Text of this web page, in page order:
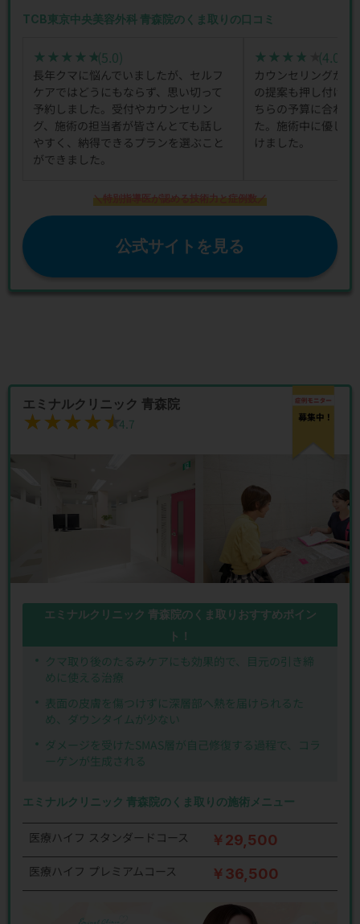
TCB東京中央美容外科 青森院のくま取りの口コミ
★★★★★
★★★★★(5.0)
長年クマに悩んでいましたが、セルフ
ケアではどうにもならず、思い切って
予約しました。受付やカウンセリン
グ、施術の担当者が皆さんとても話し
やすく、納得できるプランを選ぶこと
ができました。
★★★★★
★★★★★(4.0)
カウンセリングが
の提案も押し付け
ちらの予算に合わ
た。施術中に優し
けました。
＼特別指導医が認める技術力と症例数／
公式サイトを見る
エミナルクリニック 青森院
★★★★★
★★★★★4.7
エミナルクリニック 青森院のくま取りおすすめポイン
ト！
クマ取り後のたるみケアにも効果的で、目元の引き締
めに使える治療
表面の皮膚を傷つけずに深層部へ熱を届けられるた
め、ダウンタイムが少ない
ダメージを受けたSMAS層が自己修復する過程で、コラ
ーゲンが生成される
エミナルクリニック 青森院のくま取りの施術メニュー
医療ハイフ スタンダードコース ￥29,500
医療ハイフ プレミアムコース ￥36,500